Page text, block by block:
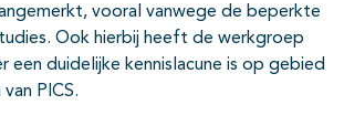
vooral vanwege de beperkte
Ook hierbij heeft de werkgroep
een duidelijke kennislacune is op gebied
PICS.